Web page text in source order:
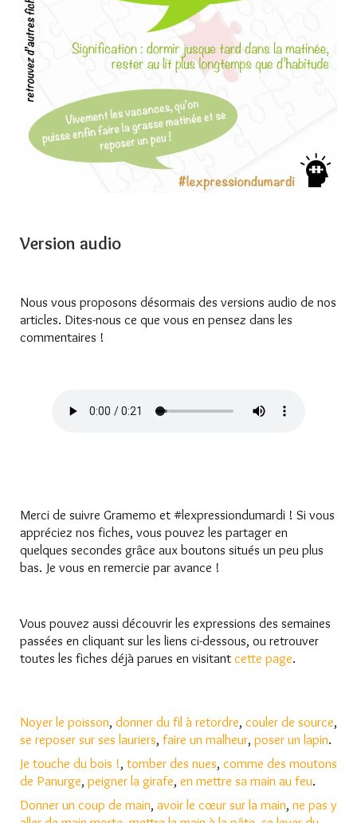
Version audio
Nous vous proposons désormais des versions audio de nos
articles. Dites-nous ce que vous en pensez dans les
commentaires !
Merci de suivre Gramemo et #lexpressiondumardi ! Si vous
appréciez nos fiches, vous pouvez les partager en
quelques secondes grâce aux boutons situés un peu plus
bas. Je vous en remercie par avance !
Vous pouvez aussi découvrir les expressions des semaines
passées en cliquant sur les liens ci-dessous, ou retrouver
toutes les fiches déjà parues en visitant cette page.
Noyer le poisson, donner du fil à retordre, couler de source,
se reposer sur ses lauriers, faire un malheur, poser un lapin.
Je touche du bois !, tomber des nues, comme des moutons
de Panurge, peigner la girafe, en mettre sa main au feu.
Donner un coup de main, avoir le cœur sur la main, ne pas y